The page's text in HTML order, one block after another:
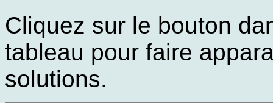
Cliquez sur le bouton
tableau pour faire
solutions.